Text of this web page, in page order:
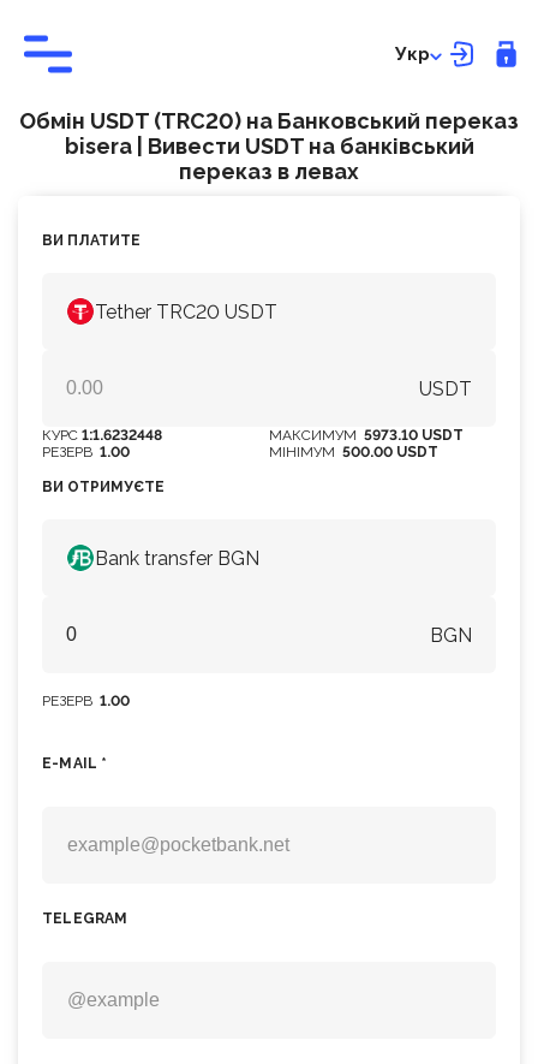
Укр
Обмін USDT (TRC20) на Банковський переказ
bisera | Вивести USDT на банківський
переказ в левах
ВИ ПЛАТИТЕ
Tether TRC20 USDT
USDT
РЕЗЕРВ 1.00
КУРС 1:1.6232448
МІНІМУМ 500.00 USDT
МАКСИМУМ 5973.10 USDT
ВИ ОТРИМУЄТЕ
Bank transfer BGN
BGN
РЕЗЕРВ 1.00
E-MAIL *
TELEGRAM